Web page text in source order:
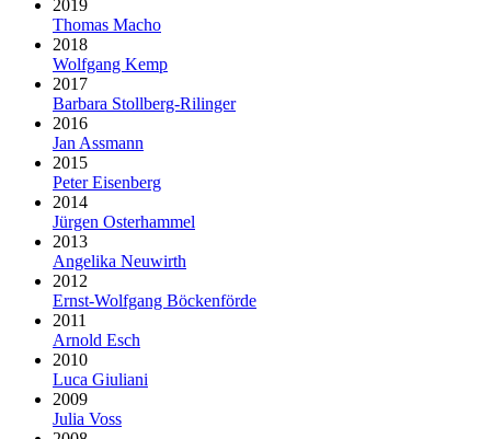
2019
Thomas Macho
2018
Wolfgang Kemp
2017
Barbara Stollberg-Rilinger
2016
Jan Assmann
2015
Peter Eisenberg
2014
Jürgen Osterhammel
2013
Angelika Neuwirth
2012
Ernst-Wolfgang Böckenförde
2011
Arnold Esch
2010
Luca Giuliani
2009
Julia Voss